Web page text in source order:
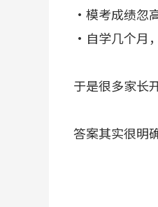
·模考成绩忽
·自学几个月
于是很多家长
答案其实很明